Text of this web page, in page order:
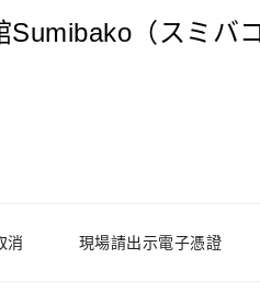
（スミバ
消 現場請出示電子憑證